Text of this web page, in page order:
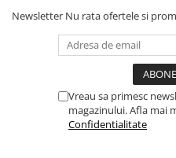
Newsletter Nu rata ofertele si
Vreau sa primesc
magazinului. Afla mai
Confidentialitate